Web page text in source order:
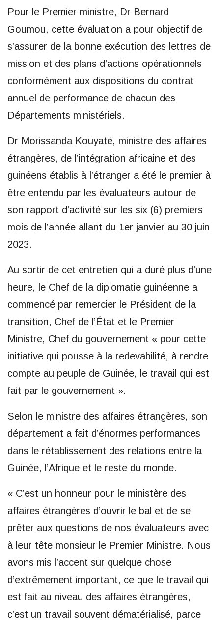
Pour le Premier ministre, Dr Bernard
Goumou, cette évaluation a pour objectif de
s’assurer de la bonne exécution des lettres de
mission et des plans d’actions opérationnels
conformément aux dispositions du contrat
annuel de performance de chacun des
Départements ministériels.
Dr Morissanda Kouyaté, ministre des affaires
étrangères, de l’intégration africaine et des
guinéens établis à l’étranger a été le premier à
être entendu par les évaluateurs autour de
son rapport d’activité sur les six (6) premiers
mois de l’année allant du 1er janvier au 30 juin
2023.
Au sortir de cet entretien qui a duré plus d’une
heure, le Chef de la diplomatie guinéenne a
commencé par remercier le Président de la
transition, Chef de l’État et le Premier
Ministre, Chef du gouvernement « pour cette
initiative qui pousse à la redevabilité, à rendre
compte au peuple de Guinée, le travail qui est
fait par le gouvernement ».
Selon le ministre des affaires étrangères, son
département a fait d’énormes performances
dans le rétablissement des relations entre la
Guinée, l’Afrique et le reste du monde.
« C’est un honneur pour le ministère des
affaires étrangères d’ouvrir le bal et de se
prêter aux questions de nos évaluateurs avec
à leur tête monsieur le Premier Ministre. Nous
avons mis l’accent sur quelque chose
d’extrêmement important, ce que le travail qui
est fait au niveau des affaires étrangères,
c’est un travail souvent dématérialisé, parce